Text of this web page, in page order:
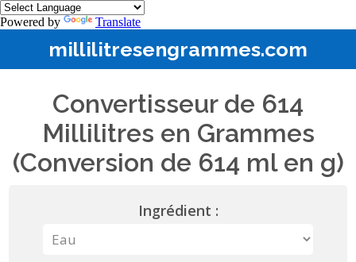
Powered by Translate
millilitresengrammes.com
Convertisseur de 614
Millilitres en Grammes
(Conversion de 614 ml en g)
Ingrédient :